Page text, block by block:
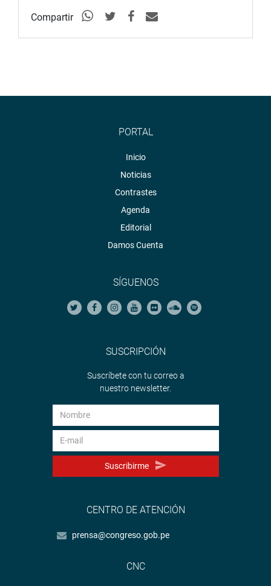
Compartir
PORTAL
Inicio
Noticias
Contrastes
Agenda
Editorial
Damos Cuenta
SÍGUENOS
SUSCRIPCIÓN
Suscríbete con tu correo a
nuestro newsletter.
Suscribirme
CENTRO DE ATENCIÓN
prensa@congreso.gob.pe
CNC